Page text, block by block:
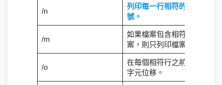
/n
列印每一行相符的行
號。
/m
如果檔案包含相符的檔
案，則只列印檔案名。
/o
在每個相符行之前列印
字元位移。